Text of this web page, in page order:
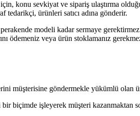
konu sevkiyat ve sipariş ulaştırma
ürünleri satıcı adına gönderir.
modeli kadar sermaye
ödemeniz veya ürün stoklamanız
müşterisine göndermekle yükümlü olan
biçimde işleyerek müşteri kazanmaktan